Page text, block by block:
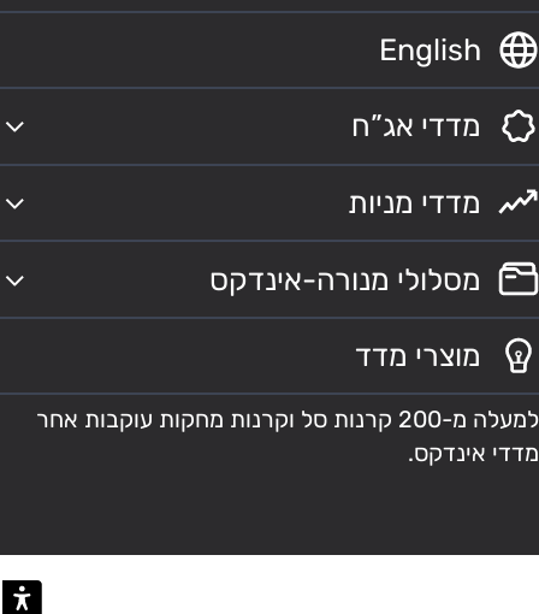
English
מדדי אג”ח
מדדי מניות
מסלולי מנורה-אינדקס
מוצרי מדד
למעלה מ-200 קרנות סל וקרנות מחקות עוקבות אחר
מדדי אינדקס.